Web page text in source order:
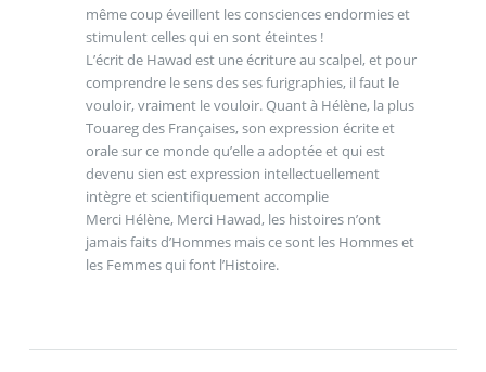
même coup éveillent les consciences endormies et
stimulent celles qui en sont éteintes !
L’écrit de Hawad est une écriture au scalpel, et pour
comprendre le sens des ses furigraphies, il faut le
vouloir, vraiment le vouloir. Quant à Hélène, la plus
Touareg des Françaises, son expression écrite et
orale sur ce monde qu’elle a adoptée et qui est
devenu sien est expression intellectuellement
intègre et scientifiquement accomplie
Merci Hélène, Merci Hawad, les histoires n’ont
jamais faits d’Hommes mais ce sont les Hommes et
les Femmes qui font l’Histoire.